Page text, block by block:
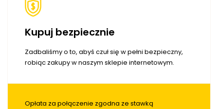
Kupuj bezpiecznie
Zadbaliśmy o to, abyś czuł się w pełni bezpieczny,
robiąc zakupy w naszym sklepie internetowym.
Opłata za połączenie zgodna ze stawką